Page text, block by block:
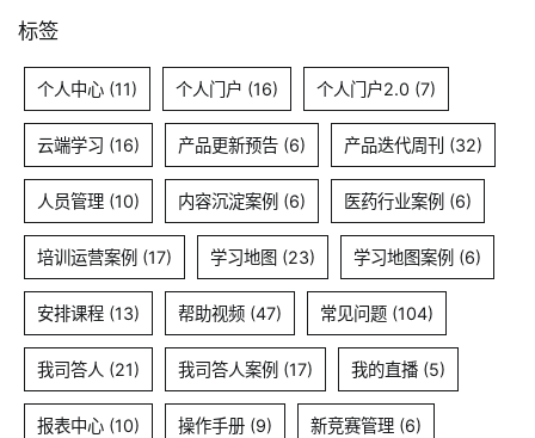
训
台？
录
标签
个人中心 (11) 个人门户 (16) 个人门户2.0 (7)
云端学习 (16) 产品更新预告 (6) 产品迭代周刊 (32)
人员管理 (10) 内容沉淀案例 (6) 医药行业案例 (6)
培训运营案例 (17) 学习地图 (23) 学习地图案例 (6)
安排课程 (13) 帮助视频 (47) 常见问题 (104)
我司答人 (21) 我司答人案例 (17) 我的直播 (5)
报表中心 (10) 操作手册 (9) 新竞赛管理 (6)